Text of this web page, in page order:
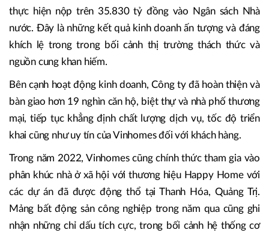
thực hiện nộp trên 35.830 tỷ đồng vào Ngân sách Nhà
nước. Đây là những kết quả kinh doanh ấn tượng và đáng
khích lệ trong trong bối cảnh thị trường thách thức và
nguồn cung khan hiếm.
Bên cạnh hoạt động kinh doanh, Công ty đã hoàn thiện và
bàn giao hơn 19 nghìn căn hộ, biệt thự và nhà phố thương
mại, tiếp tục khẳng định chất lượng dịch vụ, tốc độ triển
khai cũng như uy tín của Vinhomes đối với khách hàng.
Trong năm 2022, Vinhomes cũng chính thức tham gia vào
phân khúc nhà ở xã hội với thương hiệu Happy Home với
các dự án đã được động thổ tại Thanh Hóa, Quảng Trị.
Mảng bất động sản công nghiệp trong năm qua cũng ghi
nhận những chỉ dấu tích cực, trong bối cảnh hệ thống cơ